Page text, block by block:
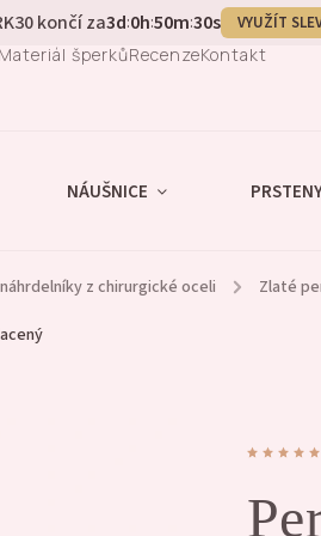
končí za3d:0h:50m:29s VYUŽÍT
Materiál šperkůRecenzeKontakt
NÁUŠNICE
z chirurgické oceli / Zlaté